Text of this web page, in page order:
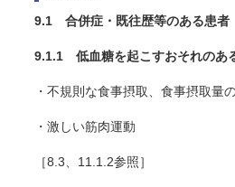
9.1 合併症・既往歴等のある患者
9.1.1 低血糖を起こすおそれのあ
・不規則な食事摂取、食事摂取量
・激しい筋肉運動
［8.3、11.1.2参照］